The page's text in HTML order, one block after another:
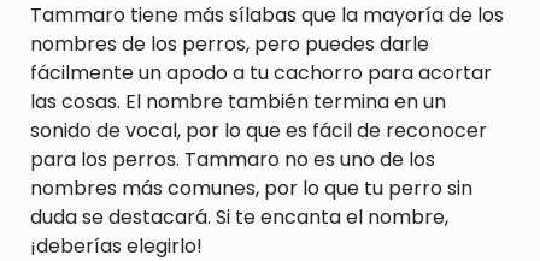
Tammaro tiene más sílabas que la mayoría de los
nombres de los perros, pero puedes darle
fácilmente un apodo a tu cachorro para acortar
las cosas. El nombre también termina en un
sonido de vocal, por lo que es fácil de reconocer
para los perros. Tammaro no es uno de los
nombres más comunes, por lo que tu perro sin
duda se destacará. Si te encanta el nombre,
¡deberías elegirlo!